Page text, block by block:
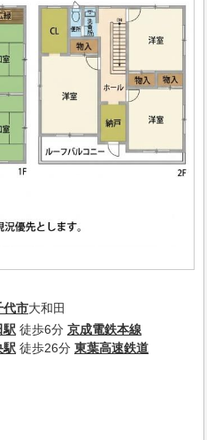
代市大和田
駅 徒歩6分 京成電鉄本線
駅 徒歩26分 東葉高速鉄道